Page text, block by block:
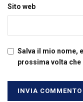
Sito web
Salva il mio nome,
prossima volta